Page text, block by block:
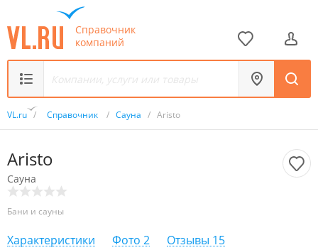
Справочник
компаний
VL.ru / Справочник / Сауна / Aristo
Aristo
Сауна
Бани и сауны
Характеристики Фото 2 Отзывы 15